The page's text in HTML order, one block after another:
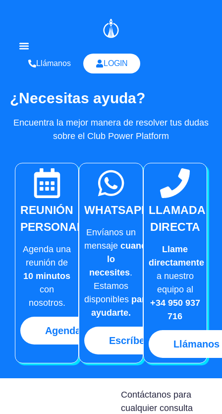
Llámanos LOGIN
¿Necesitas ayuda?
Encuentra la mejor manera de resolver tus dudas
sobre el Club Power Platform
REUNIÓN
PERSONALIZADA
Agenda una
reunión de
10 minutos
con
nosotros.
Agendar
WHATSAPP
Envíanos un
mensajecuando
lo
necesites.
Estamos
disponibles para
ayudarte.
Escríbenos
LLAMADA
DIRECTA
Llame
directamente
a nuestro
equipo al
+34 950 937
716
Llámanos
Contáctanos para
cualquier consulta